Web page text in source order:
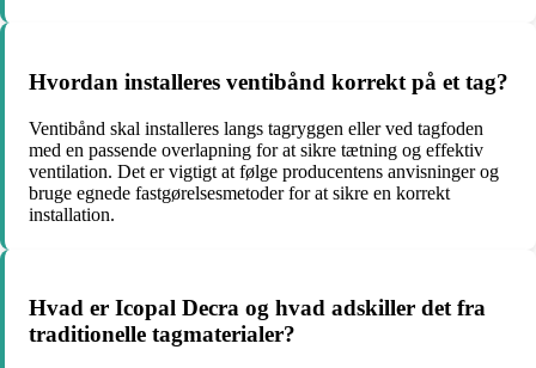
Hvordan installeres ventibånd korrekt på et tag?
Ventibånd skal installeres langs tagryggen eller ved tagfoden
med en passende overlapning for at sikre tætning og effektiv
ventilation. Det er vigtigt at følge producentens anvisninger og
bruge egnede fastgørelsesmetoder for at sikre en korrekt
installation.
Hvad er Icopal Decra og hvad adskiller det fra
traditionelle tagmaterialer?